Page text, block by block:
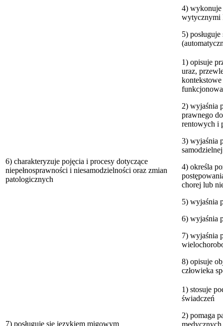
4) wykonuje
wytycznymi
5)
6) charakteryzuje pojęcia i procesy dotyczące
niepełnosprawności i niesamodzielności oraz zmian
patologicznych
1) opisuje
uraz,
2) wyjaśnia
prawnego
rentowych i
3) wyjaśnia
4) określa
chorej lub
5) wyjaśnia
6) wyjaśnia
7) wyjaśnia
8) opisuje
człowieka
7) posługuje się językiem migowym
1) stosuje
świadczeń
2) pomaga